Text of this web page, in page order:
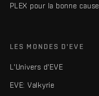
PLEX pour la bonne cause
LES MONDES D'EVE
L'Univers d'EVE
EVE: Valkyrie